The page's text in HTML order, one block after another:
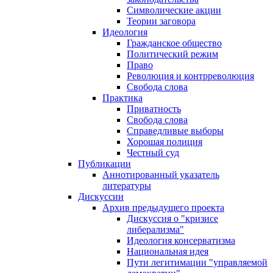
Символические акции
Теории заговора
Идеология
Гражданское общество
Политический режим
Право
Революция и контрреволюция
Свобода слова
Практика
Приватность
Свобода слова
Справедливые выборы
Хорошая полиция
Честный суд
Публикации
Аннотированный указатель
литературы
Дискуссии
Архив предыдущего проекта
Дискуссия о "кризисе
либерализма"
Идеология консерватизма
Национальная идея
Пути легитимации "управляемой